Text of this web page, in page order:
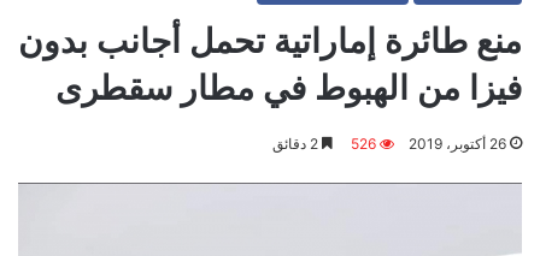
منع طائرة إماراتية تحمل أجانب بدون
فيزا من الهبوط في مطار سقطرى
26 أكتوبر، 2019 526